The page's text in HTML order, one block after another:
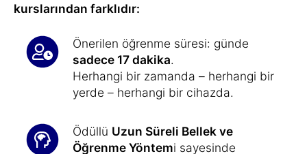
kurslarından farklıdır:
Önerilen öğrenme süresi: günde
sadece 17 dakika.
Herhangi bir zamanda – herhangi bir
yerde – herhangi bir cihazda.
Ödüllü Uzun Süreli Bellek ve
Öğrenme Yöntemi sayesinde